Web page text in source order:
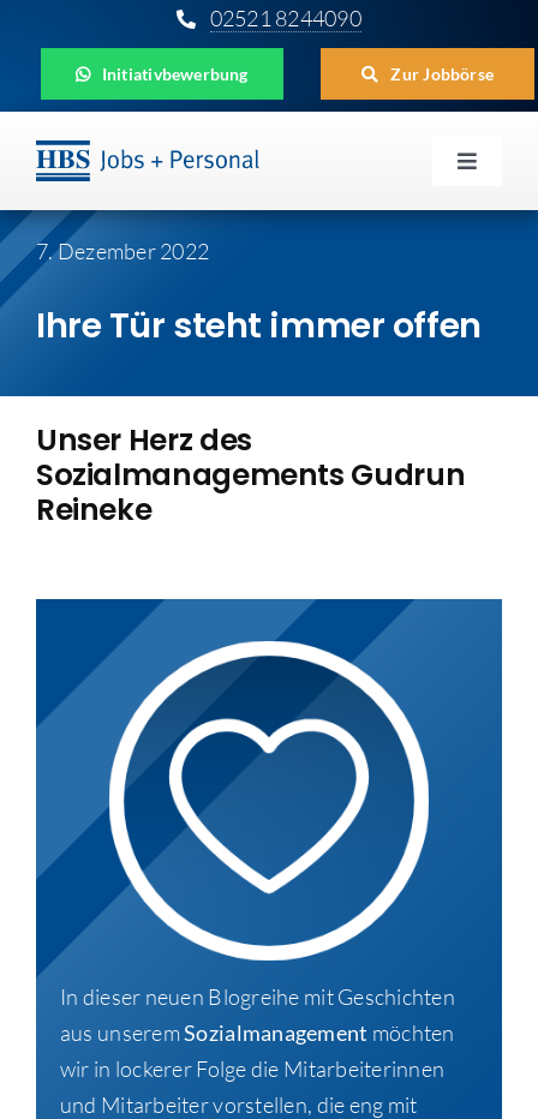
Inhalt
springen
02521 8244090
Initiativbewerbung Zur Jobbörse
Toggle
Für Unternehmen
HBS
7. Dezember 2022
Ihre Tür steht immer offen
Unser Herz des
Sozialmanagements Gudrun
Reineke
In dieser neuen Blogreihe mit Geschichten
aus unseremSozialmanagement möchten
wir in lockerer Folge die Mitarbeiterinnen
und Mitarbeiter vorstellen, die eng mit